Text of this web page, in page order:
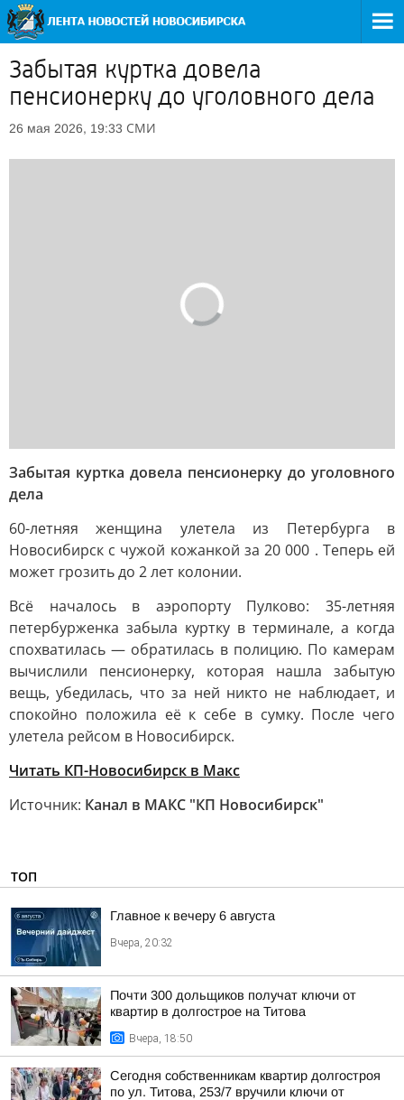
Забытая куртка довела
пенсионерку до уголовного дела
26 мая 2026, 19:33 СМИ
Забытая куртка довела пенсионерку до уголовного
дела
60-летняя женщина улетела из Петербурга в
Новосибирск с чужой кожанкой за 20 000 . Теперь ей
может грозить до 2 лет колонии.
Всё началось в аэропорту Пулково: 35-летняя
петербурженка забыла куртку в терминале, а когда
спохватилась — обратилась в полицию. По камерам
вычислили пенсионерку, которая нашла забытую
вещь, убедилась, что за ней никто не наблюдает, и
спокойно положила её к себе в сумку. После чего
улетела рейсом в Новосибирск.
Читать КП-Новосибирск в Mакс
Источник: Канал в МАКС "КП Новосибирск"
ТОП
Главное к вечеру 6 августа
Вчера, 20:32
Почти 300 дольщиков получат ключи от
квартир в долгострое на Титова
Вчера, 18:50
Сегодня собственникам квартир долгостроя
по ул. Титова, 253/7 вручили ключи от